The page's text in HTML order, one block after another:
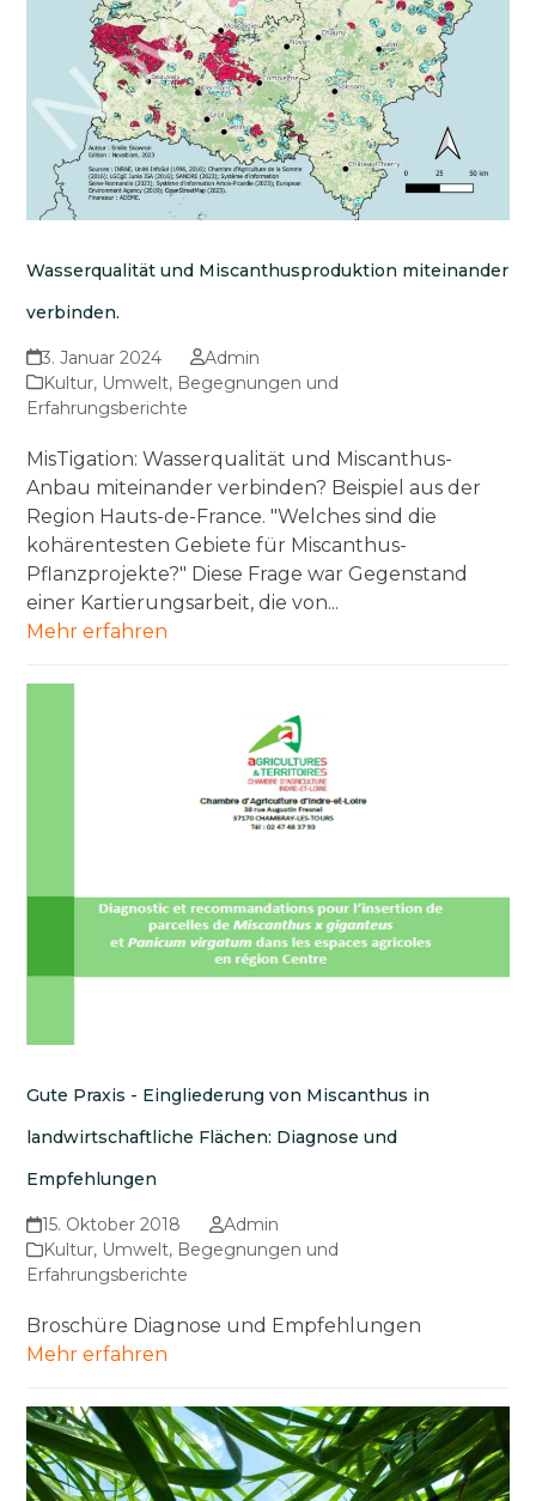
Wasserqualität und Miscanthusproduktion miteinander
verbinden.
3. Januar 2024
Admin
Kultur, Umwelt, Begegnungen und
Erfahrungsberichte
MisTigation: Wasserqualität und Miscanthus-
Anbau miteinander verbinden? Beispiel aus der
Region Hauts-de-France. "Welches sind die
kohärentesten Gebiete für Miscanthus-
Pflanzprojekte?" Diese Frage war Gegenstand
einer Kartierungsarbeit, die von...
Mehr erfahren
Gute Praxis - Eingliederung von Miscanthus in
landwirtschaftliche Flächen: Diagnose und
Empfehlungen
15. Oktober 2018
Admin
Kultur, Umwelt, Begegnungen und
Erfahrungsberichte
Broschüre Diagnose und Empfehlungen
Mehr erfahren